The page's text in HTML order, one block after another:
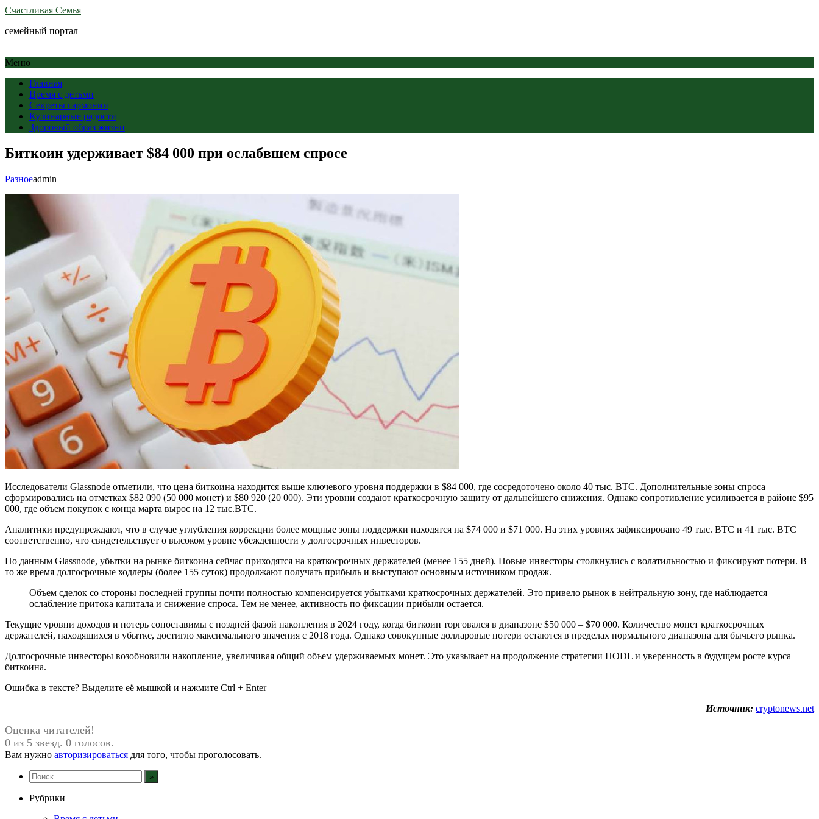
Счастливая Семья
семейный портал
Меню
Главная
Время с детьми
Секреты гармонии
Кулинарные радости
Здоровый образ жизни
Биткоин удерживает $84 000 при ослабвшем спросе
Разноеadmin
Исследователи Glassnode отметили, что цена биткоина находится выше ключевого уровня поддержки в $84 000, где сосредоточено около 40 тыс. BTC. Дополнительные зоны спроса
сформировались на отметках $82 090 (50 000 монет) и $80 920 (20 000). Эти уровни создают краткосрочную защиту от дальнейшего снижения. Однако сопротивление усиливается в районе $95
000, где объем покупок с конца марта вырос на 12 тыс.BTC.
Аналитики предупреждают, что в случае углубления коррекции более мощные зоны поддержки находятся на $74 000 и $71 000. На этих уровнях зафиксировано 49 тыс. BTC и 41 тыс. BTC
соответственно, что свидетельствует о высоком уровне убежденности у долгосрочных инвесторов.
По данным Glassnode, убытки на рынке биткоина сейчас приходятся на краткосрочных держателей (менее 155 дней). Новые инвесторы столкнулись с волатильностью и фиксируют потери. В
то же время долгосрочные ходлеры (более 155 суток) продолжают получать прибыль и выступают основным источником продаж.
Объем сделок со стороны последней группы почти полностью компенсируется убытками краткосрочных держателей. Это привело рынок в нейтральную зону, где наблюдается
ослабление притока капитала и снижение спроса. Тем не менее, активность по фиксации прибыли остается.
Текущие уровни доходов и потерь сопоставимы с поздней фазой накопления в 2024 году, когда биткоин торговался в диапазоне $50 000 – $70 000. Количество монет краткосрочных
держателей, находящихся в убытке, достигло максимального значения с 2018 года. Однако совокупные долларовые потери остаются в пределах нормального диапазона для бычьего рынка.
Долгосрочные инвесторы возобновили накопление, увеличивая общий объем удерживаемых монет. Это указывает на продолжение стратегии HODL и уверенность в будущем росте курса
биткоина.
Ошибка в тексте? Выделите её мышкой и нажмите Ctrl + Enter
Источник: cryptonews.net
Оценка читателей!
0 из 5 звезд. 0 голосов.
Вам нужно авторизироваться для того, чтобы проголосовать.
Рубрики